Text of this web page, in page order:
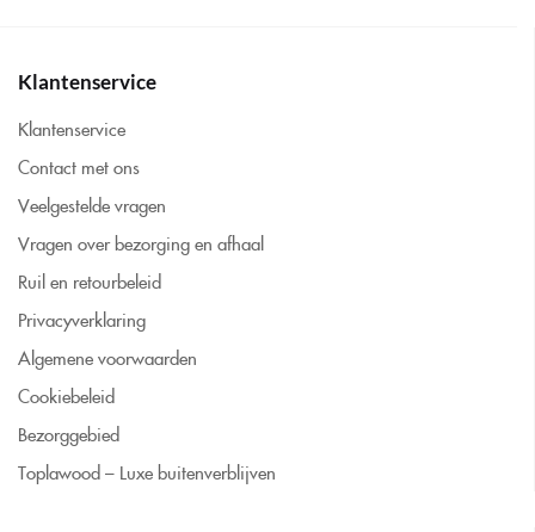
Klantenservice
Klantenservice
Contact met ons
Veelgestelde vragen
Vragen over bezorging en afhaal
Ruil en retourbeleid
Privacyverklaring
Algemene voorwaarden
Cookiebeleid
Bezorggebied
Toplawood – Luxe buitenverblijven